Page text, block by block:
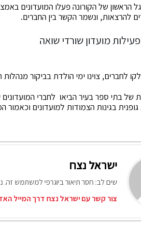
של הקורונה פעלו המועדונים
להרצאות, ונשמר הקשר בין החברים.
לחברים, צוינו ימי הולדת בביקור
של בתי ספר בעיר הביאו לחברי
בגינות הצמודות למועדונים
ישראל נצח
שים לב: חסר תיאור ביוגרפי למשתמש
צור קשר עם ישראל נצח דרך המייל